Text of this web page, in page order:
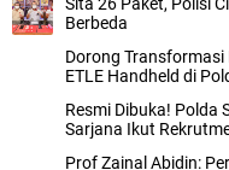
Berbeda
Dorong
ETLE Handheld di
Resmi Dibuka! Polda
Sarjana Ikut
Prof Zainal Abidin: